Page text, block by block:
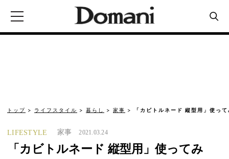
トップ ライフスタイル 暮らし 家事 「カビトルネード 縦型用」使っ
LIFESTYLE 家事 2021.03.24
「カビトルネード 縦型用」使ってみ